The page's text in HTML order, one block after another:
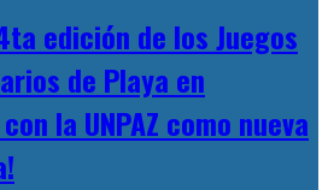
edición de los Juegos
de Playa en
la UNPAZ como nueva